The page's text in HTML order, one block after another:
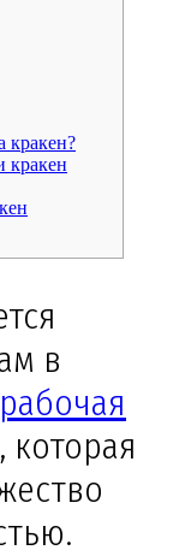
кракен?
кракен
в
рабочая
, которая